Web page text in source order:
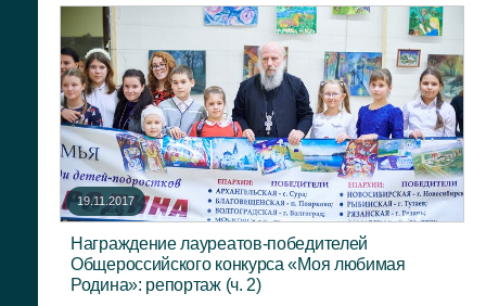
19.11.2017
Награждение лауреатов-победителей
Общероссийского конкурса «Моя любимая
Родина»: репортаж (ч. 2)